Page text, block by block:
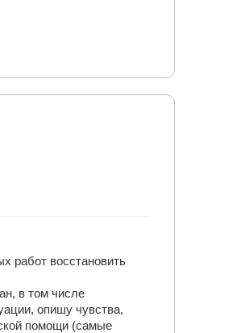
работ восстановить
в том числе
опишу чувства,
помощи (самые